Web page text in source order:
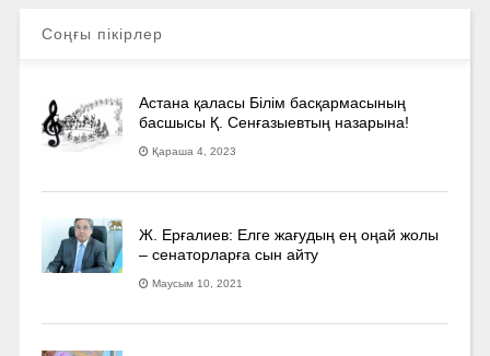
Соңғы пікірлер
Астана қаласы Білім басқармасының
басшысы Қ. Сенғазыевтың назарына!
Қараша 4, 2023
Ж. Ерғалиев: Елге жағудың ең оңай жолы
– сенаторларға сын айту
Маусым 10, 2021